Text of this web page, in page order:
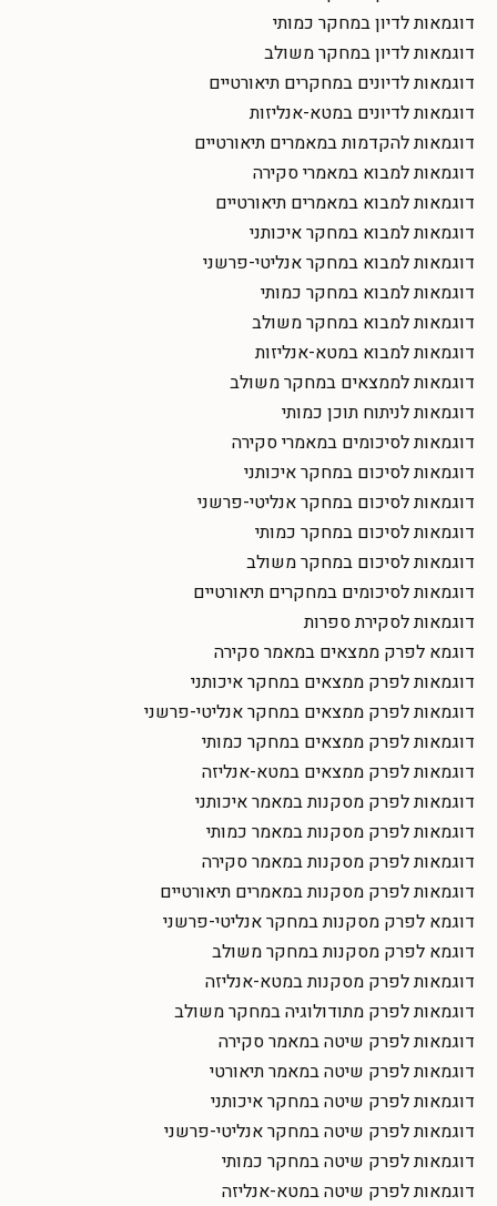
דוגמאות לדיון במחקר כמותי
דוגמאות לדיון במחקר משולב
דוגמאות לדיונים במחקרים תיאורטיים
דוגמאות לדיונים במטא-אנליזות
דוגמאות להקדמות במאמרים תיאורטיים
דוגמאות למבוא במאמרי סקירה
דוגמאות למבוא במאמרים תיאורטיים
דוגמאות למבוא במחקר איכותני
דוגמאות למבוא במחקר אנליטי-פרשני
דוגמאות למבוא במחקר כמותי
דוגמאות למבוא במחקר משולב
דוגמאות למבוא במטא-אנליזות
דוגמאות לממצאים במחקר משולב
דוגמאות לניתוח תוכן כמותי
דוגמאות לסיכומים במאמרי סקירה
דוגמאות לסיכום במחקר איכותני
דוגמאות לסיכום במחקר אנליטי-פרשני
דוגמאות לסיכום במחקר כמותי
דוגמאות לסיכום במחקר משולב
דוגמאות לסיכומים במחקרים תיאורטיים
דוגמאות לסקירת ספרות
דוגמא לפרק ממצאים במאמר סקירה
דוגמאות לפרק ממצאים במחקר איכותני
דוגמאות לפרק ממצאים במחקר אנליטי-פרשני
דוגמאות לפרק ממצאים במחקר כמותי
דוגמאות לפרק ממצאים במטא-אנליזה
דוגמאות לפרק מסקנות במאמר איכותני
דוגמאות לפרק מסקנות במאמר כמותי
דוגמאות לפרק מסקנות במאמר סקירה
דוגמאות לפרק מסקנות במאמרים תיאורטיים
דוגמא לפרק מסקנות במחקר אנליטי-פרשני
דוגמא לפרק מסקנות במחקר משולב
דוגמאות לפרק מסקנות במטא-אנליזה
דוגמאות לפרק מתודולוגיה במחקר משולב
דוגמאות לפרק שיטה במאמר סקירה
דוגמאות לפרק שיטה במאמר תיאורטי
דוגמאות לפרק שיטה במחקר איכותני
דוגמאות לפרק שיטה במחקר אנליטי-פרשני
דוגמאות לפרק שיטה במחקר כמותי
דוגמאות לפרק שיטה במטא-אנליזה